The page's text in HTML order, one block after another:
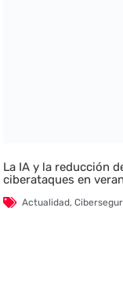
La IA y la reducción
ciberataques en
Actualidad,